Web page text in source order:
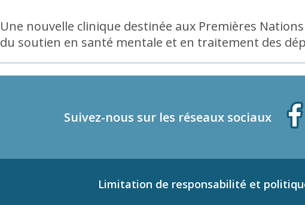
Une nouvelle clinique destinée aux Premières
du soutien en santé mentale et en traitement des
Suivez-nous sur les réseaux sociaux
Limitation de responsabilité et